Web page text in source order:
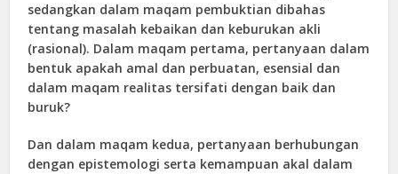
sedangkan dalam maqam pembuktian dibahas
tentang masalah kebaikan dan keburukan akli
(rasional). Dalam maqam pertama, pertanyaan dalam
bentuk apakah amal dan perbuatan, esensial dan
dalam maqam realitas tersifati dengan baik dan
buruk?
Dan dalam maqam kedua, pertanyaan berhubungan
dengan epistemologi serta kemampuan akal dalam